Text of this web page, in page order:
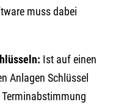
muss dabei
Ist auf einen
Anlagen Schlüssel